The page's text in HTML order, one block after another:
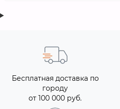
Бесплатная доставка по
городу
от 100 000 руб.